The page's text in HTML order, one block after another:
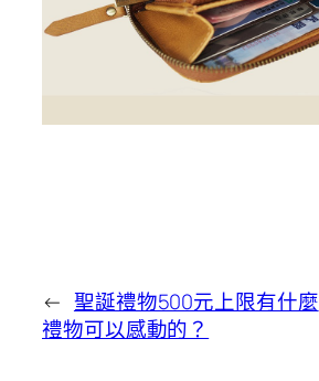
← 聖誕禮物500元上限有什麼
禮物可以感動的？